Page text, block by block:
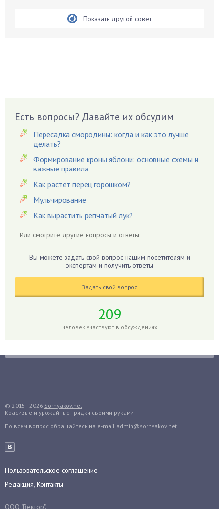
Вешенки
Виноград
Вредители
Гардения
Гацания
Гвоздики
Георгины
Гиацинт
Гладиолусы
Гранат
Грядки
Гуава
Декабрист
Дельфиниум
Показать другой совет
Есть вопросы? Давайте их обсудим
Пересадка смородины: когда и как это лучше
делать?
Формирование кроны яблони: основные схемы и
важные правила
Как растет перец горошком?
Мульчирование
Как вырастить репчатый лук?
Или смотрите другие вопросы и ответы
Вы можете задать свой вопрос нашим посетителям и
экспертам и получить ответы
Задать свой вопрос
209
человек участвуют в обсуждениях
© 2015–2026 Sornyakov.net
Красивые и урожайные грядки своими руками
По всем вопрос обращайтесь на e-mail admin@sornyakov.net
Пользовательское соглашение
Редакция, Контакты
ООО "Вектор".